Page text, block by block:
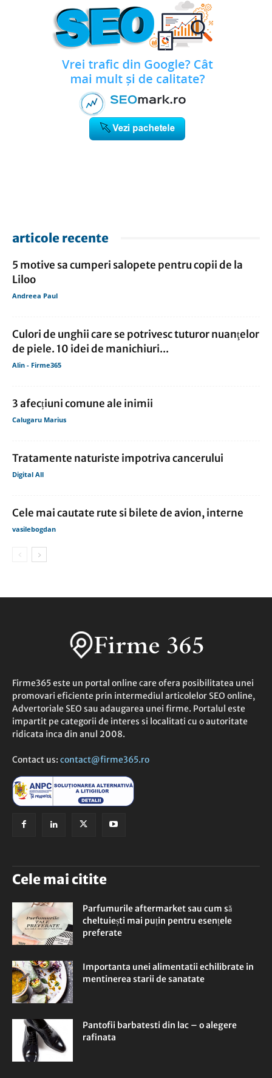
articole recente
5 motive sa cumperi salopete pentru copii de la
Liloo
Andreea Paul
Culori de unghii care se potrivesc tuturor nuanţelor
de piele. 10 idei de manichiuri...
Alin - Firme365
3 afecțiuni comune ale inimii
Calugaru Marius
Tratamente naturiste impotriva cancerului
Digital All
Cele mai cautate rute si bilete de avion, interne
vasilebogdan
Firme365 este un portal online care ofera posibilitatea unei
promovari eficiente prin intermediul articolelor SEO online,
Advertoriale SEO sau adaugarea unei firme. Portalul este
impartit pe categorii de interes si localitati cu o autoritate
ridicata inca din anul 2008.
Contact us: contact@firme365.ro
Cele mai citite
Parfumurile aftermarket sau cum să
cheltuiești mai puțin pentru esențele
preferate
Importanta unei alimentatii echilibrate in
mentinerea starii de sanatate
Pantofii barbatesti din lac – o alegere
rafinata